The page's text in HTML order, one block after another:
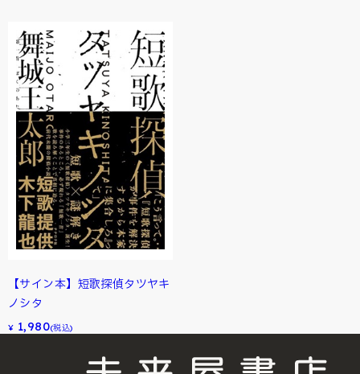
【サイン本】短歌探偵タツヤキ
ノシタ
¥ 1,980(税込)